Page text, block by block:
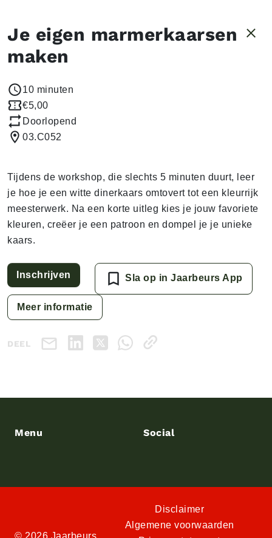
Je eigen marmerkaarsen
maken
10 minuten
€5,00
Doorlopend
03.C052
Tijdens de workshop, die slechts 5 minuten duurt, leer
je hoe je een witte dinerkaars omtovert tot een kleurrijk
meesterwerk. Na een korte uitleg kies je jouw favoriete
kleuren, creëer je een patroon en dompel je je unieke
kaars.
Inschrijven Sla op in Jaarbeurs App
Meer informatie
DEEL
Menu Social
© 2026 Jaarbeurs
Disclaimer
Algemene voorwaarden